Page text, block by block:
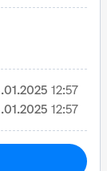
12:57
12:57